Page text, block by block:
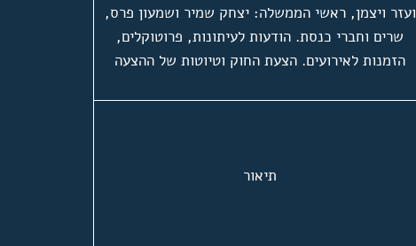
ועזר ויצמן, ראשי הממשלה: יצחק שמיר ושמעון פרס,
שרים וחברי כנסת. הודעות לעיתונות, פרוטוקלים,
הזמנות לאירועים. הצעת החוק וטיוטות של ההצעה
תיאור